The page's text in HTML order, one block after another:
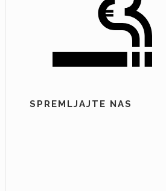
SPREMLJAJTE NAS